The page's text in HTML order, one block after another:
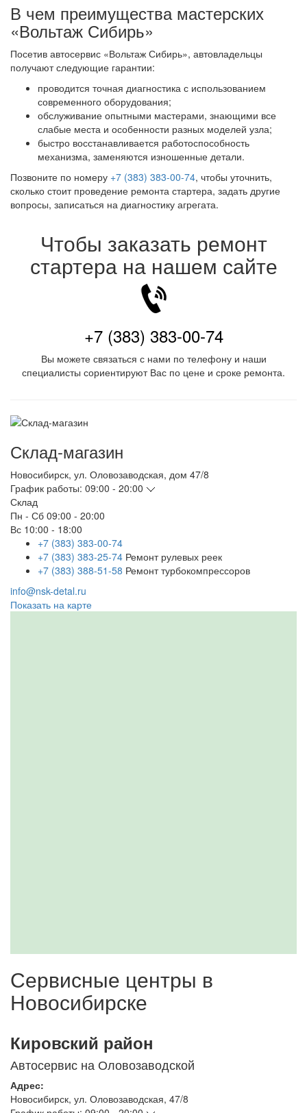
В чем преимущества мастерских
«Вольтаж Сибирь»
Посетив автосервис «Вольтаж Сибирь», автовладельцы
получают следующие гарантии:
проводится точная диагностика с использованием
современного оборудования;
обслуживание опытными мастерами, знающими все
слабые места и особенности разных моделей узла;
быстро восстанавливается работоспособность
механизма, заменяются изношенные детали.
Позвоните по номеру +7 (383) 383-00-74, чтобы уточнить,
сколько стоит проведение ремонта стартера, задать другие
вопросы, записаться на диагностику агрегата.
Чтобы заказать ремонт
стартера на нашем сайте
+7 (383) 383-00-74
Вы можете связаться с нами по телефону и наши
специалисты сориентируют Вас по цене и сроке ремонта.
Склад-магазин
Новосибирск, ул. Оловозаводская, дом 47/8
График работы: 09:00 - 20:00
Склад
Пн - Сб 09:00 - 20:00
Вс 10:00 - 18:00
+7 (383) 383-00-74
+7 (383) 383-25-74 Ремонт рулевых реек
+7 (383) 388-51-58 Ремонт турбокомпрессоров
info@nsk-detal.ru
Показать на карте
Сервисные центры в
Новосибирске
Кировский район
Автосервис на Оловозаводской
Адрес:
Новосибирск, ул. Оловозаводская, 47/8